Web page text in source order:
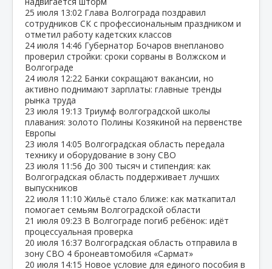
25 июля 13:02 Глава Волгограда поздравил
сотрудников СК с профессиональным праздником и
отметил работу кадетских классов
24 июля 14:46 Губернатор Бочаров внепланово
проверил стройки: сроки сорваны в Волжском и
Волгограде
24 июля 12:22 Банки сокращают вакансии, но
активно поднимают зарплаты: главные тренды
рынка труда
23 июля 19:13 Триумф волгоградской школы
плавания: золото Полины Козякиной на первенстве
Европы
23 июля 14:05 Волгоградская область передала
технику и оборудование в зону СВО
23 июля 11:56 До 300 тысяч и стипендия: как
Волгоградская область поддерживает лучших
выпускников
22 июля 11:10 Жильё стало ближе: как маткапитал
помогает семьям Волгоградской области
21 июля 09:23 В Волгограде погиб ребёнок: идёт
процессуальная проверка
20 июля 16:37 Волгоградская область отправила в
зону СВО 4 бронеавтомобиля «Сармат»
20 июля 14:15 Новое условие для единого пособия в